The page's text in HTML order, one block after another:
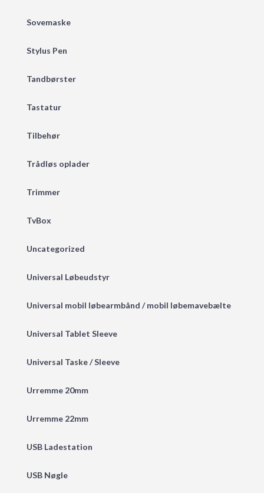
Sovemaske
Stylus Pen
Tandbørster
Tastatur
Tilbehør
Trådløs oplader
Trimmer
TvBox
Uncategorized
Universal Løbeudstyr
Universal mobil løbearmbånd / mobil løbemavebælte
Universal Tablet Sleeve
Universal Taske / Sleeve
Urremme 20mm
Urremme 22mm
USB Ladestation
USB Nøgle